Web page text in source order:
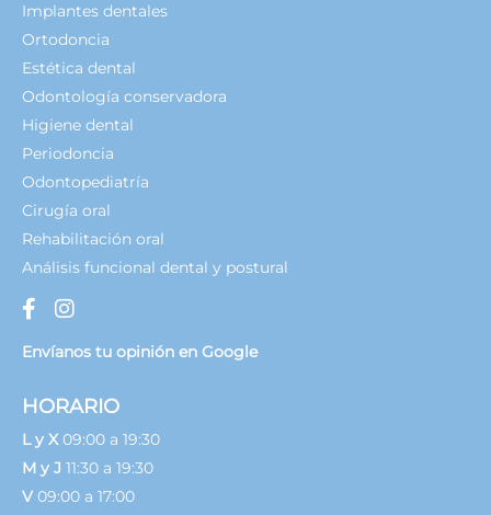
Implantes dentales
Ortodoncia
Estética dental
Odontología conservadora
Higiene dental
Periodoncia
Odontopediatría
Cirugía oral
Rehabilitación oral
Análisis funcional dental y postural
Envíanos tu opinión en Google
HORARIO
L y X09:00 a 19:30
M y J 11:30 a 19:30
V 09:00 a 17:00